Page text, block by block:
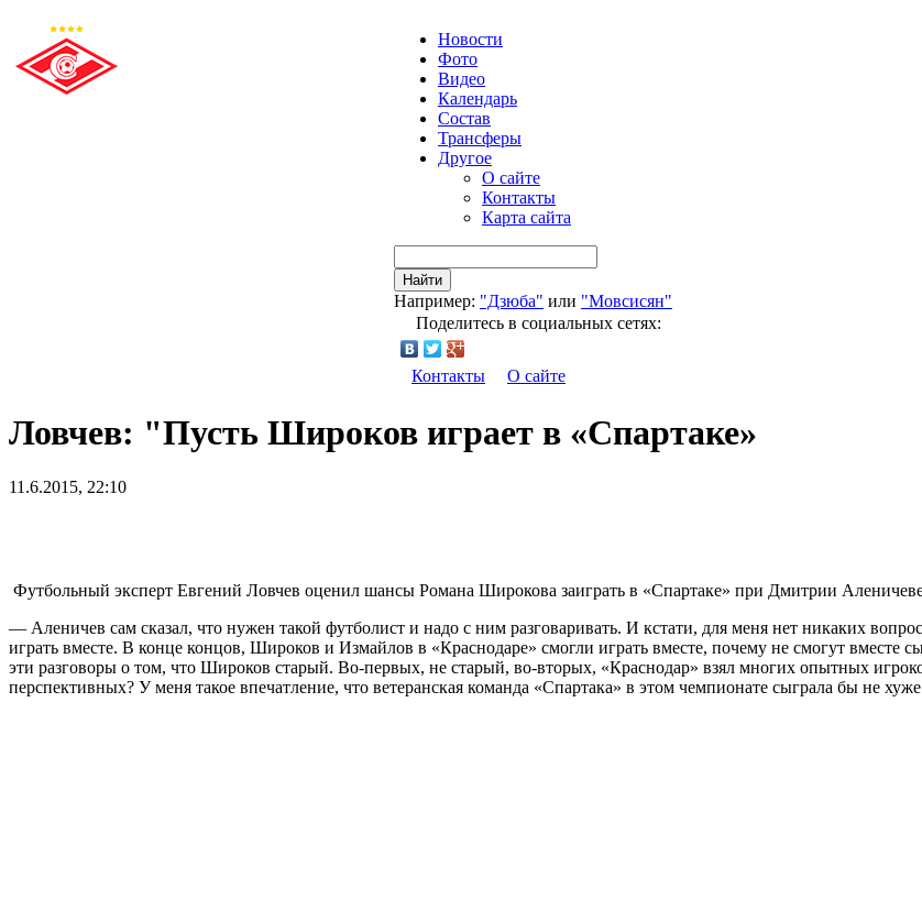
Новости
Фото
Видео
Календарь
Состав
Трансферы
Другое
О сайте
Контакты
Карта сайта
Найти
Например: "Дзюба" или "Мовсисян"
Поделитесь в социальных сетях:
Контакты О сайте
Ловчев: "Пусть Широков играет в «Спартаке»
11.6.2015, 22:10
Футбольный эксперт Евгений Ловчев оценил шансы Романа Широкова заиграть в «Спартаке» при Дмитрии
— Аленичев сам сказал, что нужен такой футболист и надо с ним разговаривать. И кстати, для меня нет никаких
играть вместе. В конце концов, Широков и Измайлов в «Краснодаре» смогли играть вместе, почему не смогут
эти разговоры о том, что Широков старый. Во-первых, не старый, во-вторых, «Краснодар» взял многих опытных
перспективных? У меня такое впечатление, что ветеранская команда «Спартака» в этом чемпионате сыграла бы не